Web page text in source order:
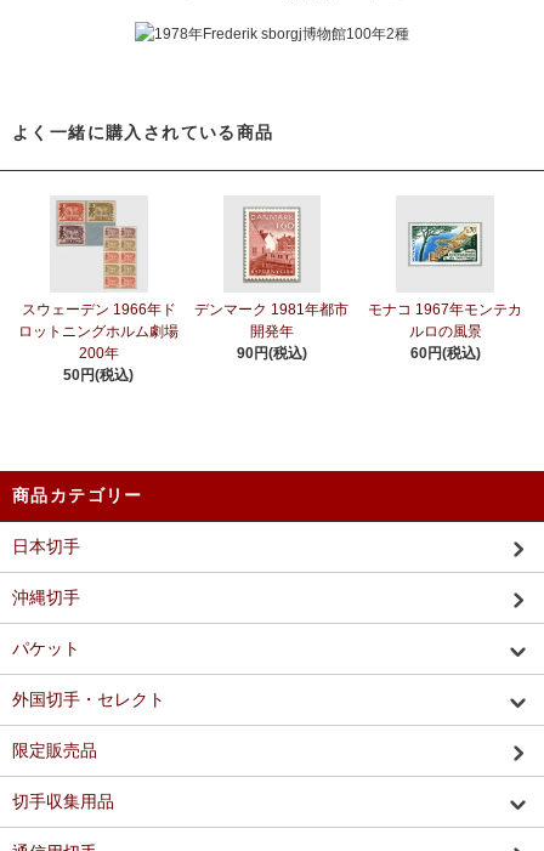
よく一緒に購入されている商品
スウェーデン 1966年ド
ロットニングホルム劇場
200年
50円(税込)
デンマーク 1981年都市
開発年
90円(税込)
モナコ 1967年モンテカ
ルロの風景
60円(税込)
商品カテゴリー
日本切手
沖縄切手
パケット
外国切手・セレクト
限定販売品
切手収集用品